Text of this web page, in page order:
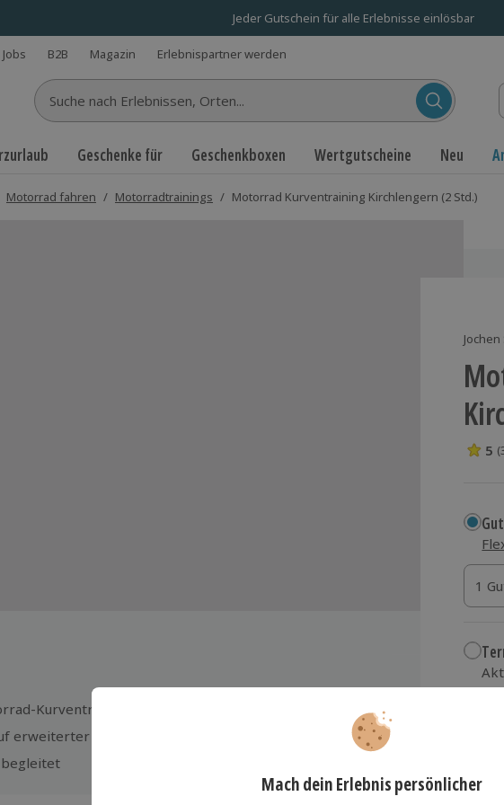
Jeder Gutschein für alle Erlebnisse einlösbar
Jobs B2B Magazin Erlebnispartner werden
Suche nach Erlebnissen...
Geschenke für Geschenkboxen Wertgutscheine Neu
Motorrad fahren / Motorradtrainings / Motorrad Kurventraining Kirchlengern (2 Std.)
5
5
1
1
1
Kurventraining in Kirchlengern
erweiterter Kartbahn statt